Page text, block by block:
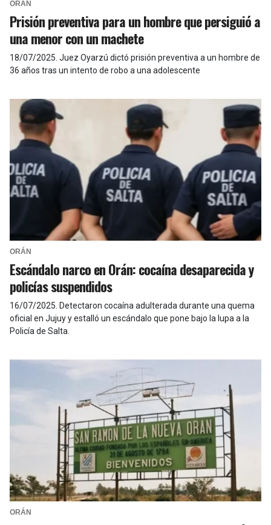
ORÁN
Prisión preventiva para un hombre que persiguió a
una menor con un machete
18/07/2025 Juez Oyarzú dictó prisión preventiva a un hombre de
36 años tras un intento de robo a una adolescente
ORÁN
Escándalo narco en Orán: cocaína desaparecida y
policías suspendidos
16/07/2025 Detectaron cocaína adulterada durante una quema
oficial en Jujuy y estalló un escándalo que pone bajo la lupa a la
Policía de Salta.
ORÁN